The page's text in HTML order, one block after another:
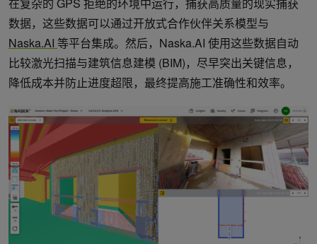
数据，这些数据可以通过开放式合作伙伴关系模型与
Naska.AI 等平台集成。然后，Naska.AI 使用这些数据自动
比较激光扫描与建筑信息建模 (BIM)，尽早突出关键信息，
降低成本并防止进度超限，最终提高施工准确性和效率。